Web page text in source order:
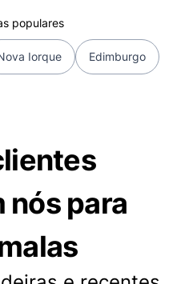
populares
Iorque Edimburgo
nós para